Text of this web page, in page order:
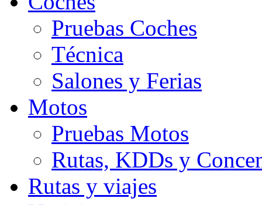
Pruebas Coches
Técnica
Salones y Ferias
Motos
Pruebas Motos
Rutas, KDDs y
Rutas y viajes